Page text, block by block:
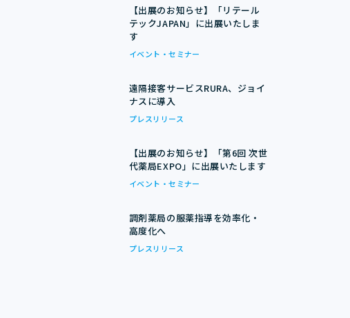
【出展のお知らせ】「リテール
テックJAPAN」に出展いたしま
す
イベント・セミナー
遠隔接客サービスRURA、ジョイ
ナスに導入
プレスリリース
【出展のお知らせ】「第6回 次世
代薬局EXPO」に出展いたします
イベント・セミナー
調剤薬局の服薬指導を効率化・
高度化へ
プレスリリース